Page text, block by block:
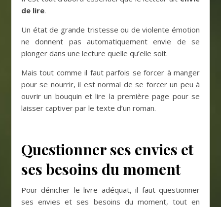
de lire.
Un état de grande tristesse ou de violente émotion
ne donnent pas automatiquement envie de se
plonger dans une lecture quelle qu’elle soit.
Mais tout comme il faut parfois se forcer à manger
pour se nourrir, il est normal de se forcer un peu à
ouvrir un bouquin et lire la première page pour se
laisser captiver par le texte d’un roman.
Questionner ses envies et
ses besoins du moment
Pour dénicher le livre adéquat, il faut questionner
ses envies et ses besoins du moment, tout en